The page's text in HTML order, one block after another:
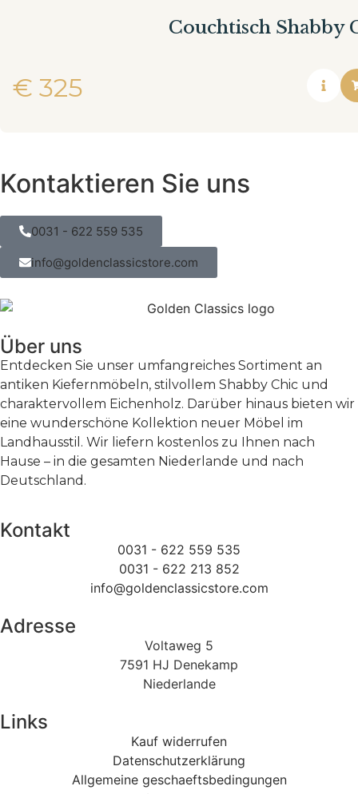
Couchtisch Shabby
€ 325
Kontaktieren Sie uns
0031 - 622 559 535
info@goldenclassicstore.com
Über uns
Entdecken Sie unser umfangreiches Sortiment an
antiken Kiefernmöbeln, stilvollem Shabby Chic und
charaktervollem Eichenholz. Darüber hinaus bieten wir
eine wunderschöne Kollektion neuer Möbel im
Landhausstil. Wir liefern kostenlos zu Ihnen nach
Hause – in die gesamten Niederlande und nach
Deutschland.
Kontakt
0031 - 622 559 535
0031 - 622 213 852
info@goldenclassicstore.com
Adresse
Voltaweg 5
7591 HJ Denekamp
Niederlande
Links
Kauf widerrufen
Datenschutzerklärung
Allgemeine geschaeftsbedingungen